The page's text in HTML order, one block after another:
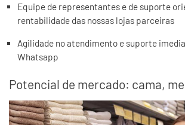
Equipe de representantes e de suporte
rentabilidade das nossas lojas parceiras
Agilidade no atendimento e suporte
Whatsapp
Potencial de mercado: cama,